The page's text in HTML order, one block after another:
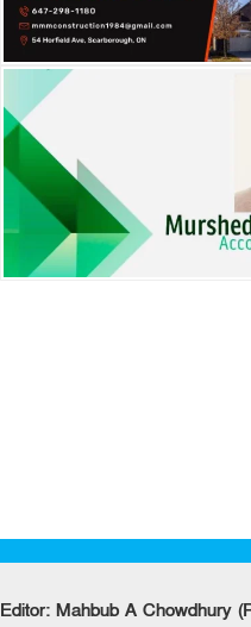
Editor: Mahbub A Chowdhury